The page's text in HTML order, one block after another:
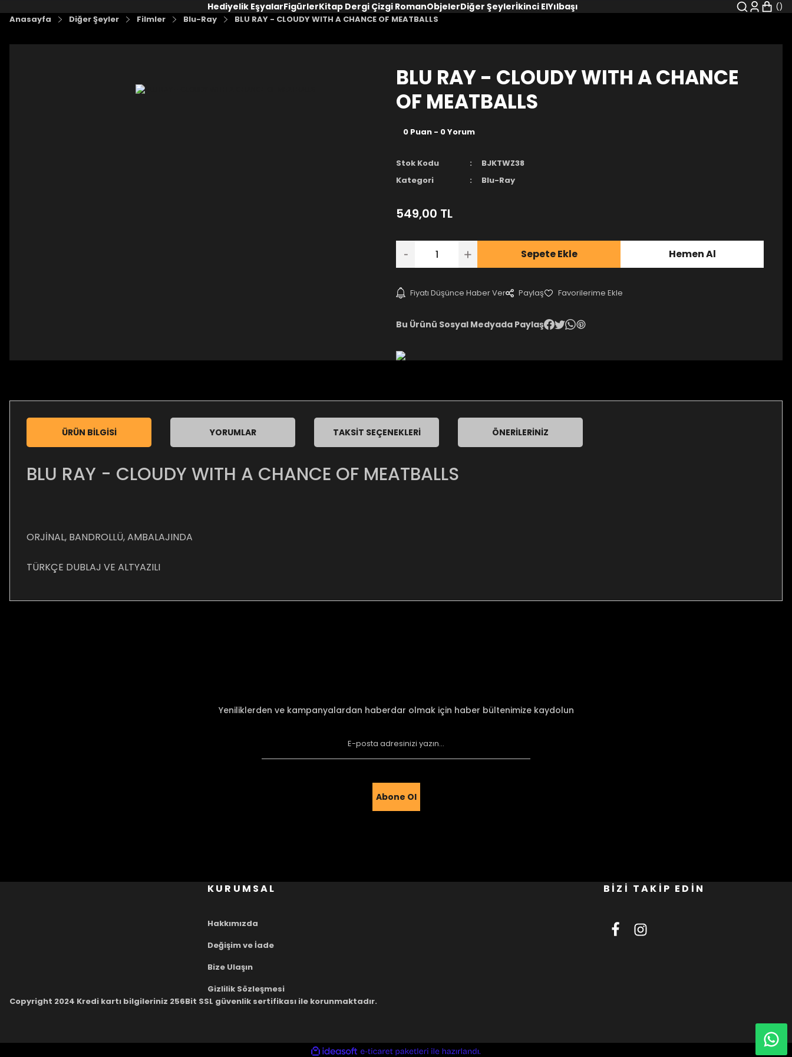
Hediyelik EşyalarFigürlerKitap Dergi Çizgi RomanObjelerDiğer Şeylerİkinci ElYılbaşı
Anasayfa Diğer Şeyler Filmler Blu-Ray BLU RAY - CLOUDY WITH A CHANCE OF MEATBALLS
BLU RAY - CLOUDY WITH A CHANCE
OF MEATBALLS
0 Puan - 0 Yorum
Stok Kodu
BJKTWZ38
Kategori
Blu-Ray
549,00 TL
Sepete Ekle Hemen Al
Fiyatı Düşünce Haber Ver Paylaş
Bu Ürünü Sosyal Medyada Paylaş
ÜRÜN BILGISI YORUMLAR TAKSIT SEÇENEKLERI ÖNERILERINIZ
BLU RAY - CLOUDY WITH A CHANCE OF MEATBALLS
ORJİNAL, BANDROLLÜ, AMBALAJINDA
TÜRKÇE DUBLAJ VE ALTYAZILI
Gönder
Yeniliklerden ve kampanyalardan haberdar olmak için haber bültenimize kaydolun
Abone Ol
KURUMSAL
Hakkımızda
Değişim ve İade
Bize Ulaşın
Gizlilik Sözleşmesi
BİZİ TAKİP EDİN
Copyright 2024 Kredi kartı bilgileriniz 256Bit SSL güvenlik sertifikası ile korunmaktadır.
ideasoft e-